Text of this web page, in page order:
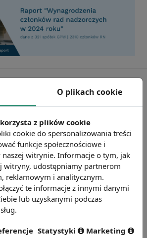
2026
efektywności
tym absencję, fluktuację i
O plikach cookie
z plików cookie
cookie do spersonalizowania treści
funkcje społecznościowe i
naszej witrynie. Informacje o tym, jak
witryny, udostępniamy partnerom
reklamowym i analitycznym.
te informacje z innymi danymi
lub uzyskanymi podczas
Statystyki Marketing